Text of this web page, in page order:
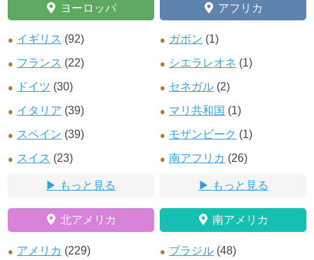
ヨーロッパ
イギリス (92)
フランス (22)
ドイツ (30)
イタリア (39)
スペイン (39)
スイス (23)
もっと見る
アフリカ
ガボン (1)
シエラレオネ (1)
セネガル (2)
マリ共和国 (1)
モザンビーク (1)
南アフリカ (26)
もっと見る
北アメリカ
アメリカ (229)
南アメリカ
ブラジル (48)